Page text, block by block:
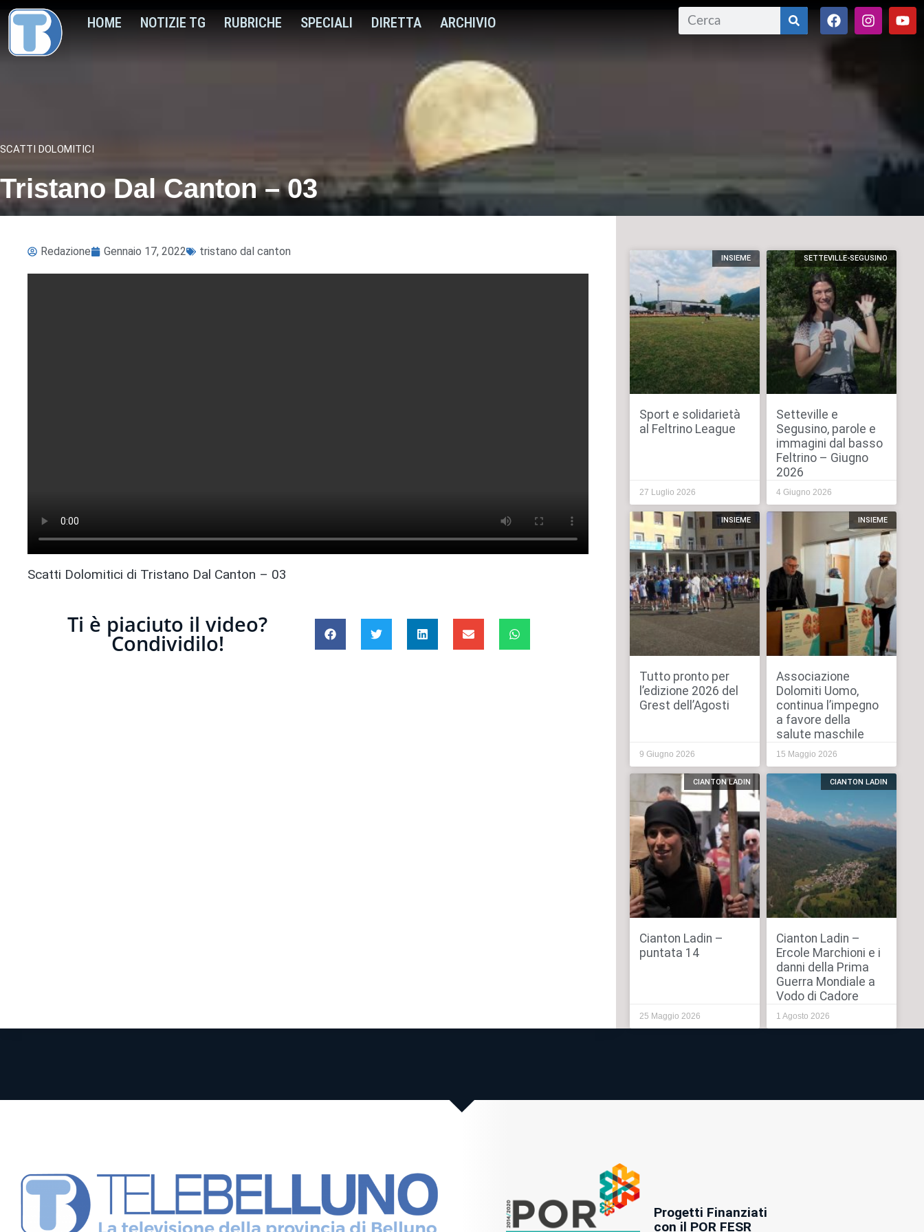
HOME NOTIZIE TG RUBRICHE SPECIALI DIRETTA ARCHIVIO
SCATTI DOLOMITICI
Tristano Dal Canton – 03
Redazione Gennaio 17, 2022 tristano dal canton
Scatti Dolomitici di Tristano Dal Canton – 03
Ti è piaciuto il video?
Condividilo!
INSIEME
Sport e solidarietà
al Feltrino League
27 Luglio 2026
SETTEVILLE-SEGUSINO
Setteville e
Segusino, parole e
immagini dal basso
Feltrino – Giugno
2026
4 Giugno 2026
INSIEME
Tutto pronto per
l’edizione 2026 del
Grest dell’Agosti
9 Giugno 2026
INSIEME
Associazione
Dolomiti Uomo,
continua l’impegno
a favore della
salute maschile
15 Maggio 2026
CIANTON LADIN
Cianton Ladin –
puntata 14
25 Maggio 2026
CIANTON LADIN
Cianton Ladin –
Ercole Marchioni e i
danni della Prima
Guerra Mondiale a
Vodo di Cadore
1 Agosto 2026
Progetti Finanziati
con il POR FESR